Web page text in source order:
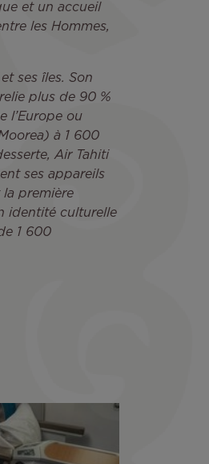
et un accueil
les Hommes,
ses îles. Son
plus de 90 %
l’Europe ou
à 1 600
Air Tahiti
ses appareils
la première
identité culturelle
1 600